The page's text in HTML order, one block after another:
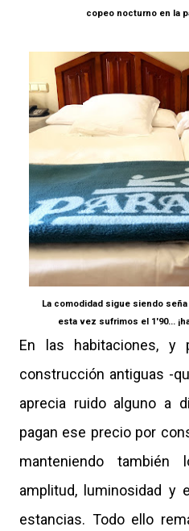
copeo nocturno en la
La comodidad sigue siendo
esta vez sufrimos el 1'90...
En las habitaciones,
construcción antiguas -
aprecia ruido alguno a
pagan ese precio por
manteniendo
amplitud, luminosidad y
estancias. Todo ello